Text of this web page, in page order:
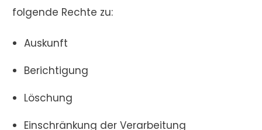
folgende Rechte zu:
Auskunft
Berichtigung
Löschung
Einschränkung der Verarbeitung